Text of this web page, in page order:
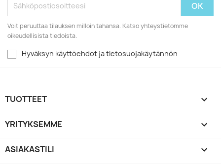
Voit peruuttaa tilauksen milloin tahansa. Katso yhteystietomme
oikeudellisista tiedoista.
Hyväksyn käyttöehdot ja tietosuojakäytännön
TUOTTEET 
YRITYKSEMME 
ASIAKASTILI 